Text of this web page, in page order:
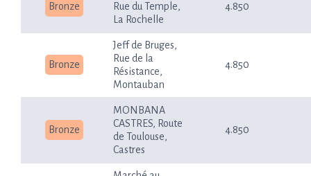
Bronze
Rue du Temple,
La Rochelle
4.850
Bronze
Jeff de Bruges,
Rue de la
Résistance,
Montauban
4.850
Bronze
MONBANA
CASTRES, Route
de Toulouse,
Castres
4.850